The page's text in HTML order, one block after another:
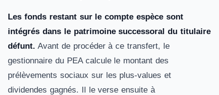
Les fonds restant sur le compte espèce sont
intégrés dans le patrimoine successoral du titulaire
défunt. Avant de procéder à ce transfert, le
gestionnaire du PEA calcule le montant des
prélèvements sociaux sur les plus-values et
dividendes gagnés. Il le verse ensuite à